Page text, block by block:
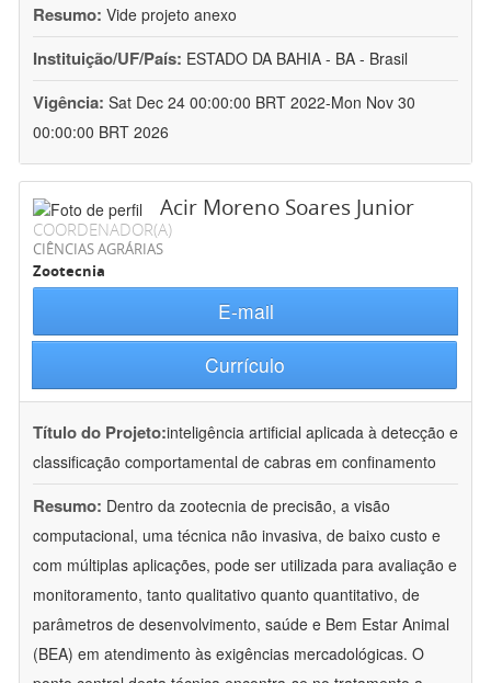
Resumo: Vide projeto anexo
Instituição/UF/País: ESTADO DA BAHIA - BA - Brasil
Vigência: Sat Dec 24 00:00:00 BRT 2022-Mon Nov 30
00:00:00 BRT 2026
Acir Moreno Soares Junior
COORDENADOR(A)
CIÊNCIAS AGRÁRIAS
Zootecnia
E-mail
Currículo
Título do Projeto:inteligência artificial aplicada à detecção e
classificação comportamental de cabras em confinamento
Resumo: Dentro da zootecnia de precisão, a visão
computacional, uma técnica não invasiva, de baixo custo e
com múltiplas aplicações, pode ser utilizada para avaliação e
monitoramento, tanto qualitativo quanto quantitativo, de
parâmetros de desenvolvimento, saúde e Bem Estar Animal
(BEA) em atendimento às exigências mercadológicas. O